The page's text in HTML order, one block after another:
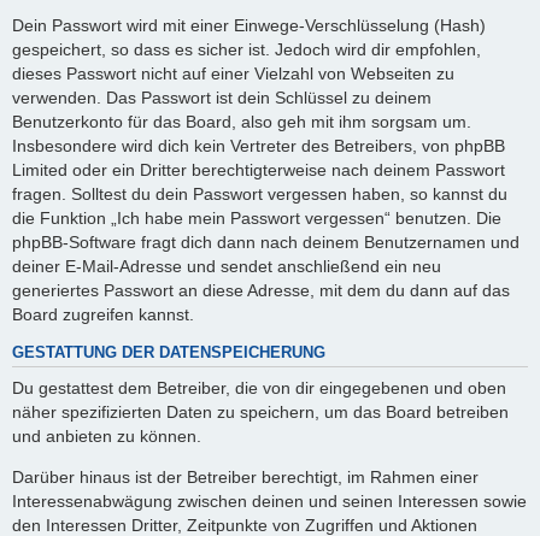
Dein Passwort wird mit einer Einwege-Verschlüsselung (Hash)
gespeichert, so dass es sicher ist. Jedoch wird dir empfohlen,
dieses Passwort nicht auf einer Vielzahl von Webseiten zu
verwenden. Das Passwort ist dein Schlüssel zu deinem
Benutzerkonto für das Board, also geh mit ihm sorgsam um.
Insbesondere wird dich kein Vertreter des Betreibers, von phpBB
Limited oder ein Dritter berechtigterweise nach deinem Passwort
fragen. Solltest du dein Passwort vergessen haben, so kannst du
die Funktion „Ich habe mein Passwort vergessen“ benutzen. Die
phpBB-Software fragt dich dann nach deinem Benutzernamen und
deiner E-Mail-Adresse und sendet anschließend ein neu
generiertes Passwort an diese Adresse, mit dem du dann auf das
Board zugreifen kannst.
GESTATTUNG DER DATENSPEICHERUNG
Du gestattest dem Betreiber, die von dir eingegebenen und oben
näher spezifizierten Daten zu speichern, um das Board betreiben
und anbieten zu können.
Darüber hinaus ist der Betreiber berechtigt, im Rahmen einer
Interessenabwägung zwischen deinen und seinen Interessen sowie
den Interessen Dritter, Zeitpunkte von Zugriffen und Aktionen